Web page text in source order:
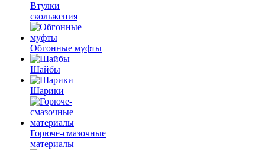
Втулки
скольжения
Обгонные муфты
Шайбы
Шарики
Горюче-смазочные
материалы